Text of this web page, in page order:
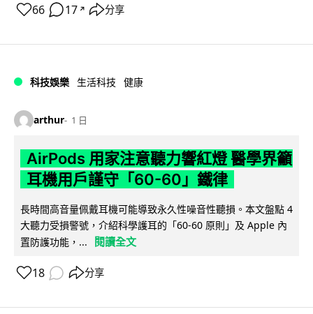
66 17 ↗ 分享
科技娛樂 生活科技 健康
arthur 1 日
AirPods 用家注意聽力響紅燈 醫學界籲
耳機用戶謹守「60-60」鐵律
長時間高音量佩戴耳機可能導致永久性噪音性聽損。本文盤點 4
大聽力受損警號，介紹科學護耳的「60-60 原則」及 Apple 內
置防護功能，...
閱讀全文
18 分享